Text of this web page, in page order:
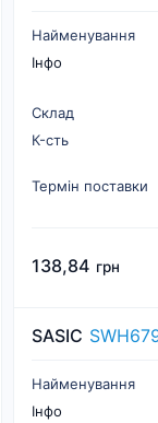
Найменування
Інфо
Склад
К-cть
Термін поставки
138,84 грн
SASIC
Найменування
Інфо